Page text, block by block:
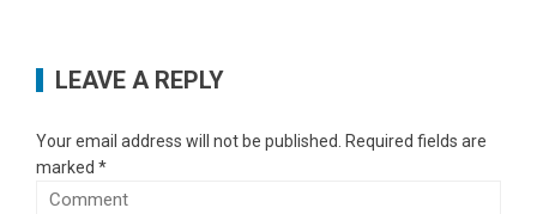
LEAVE A REPLY
Your email address will not be published.
Required fields are
marked *